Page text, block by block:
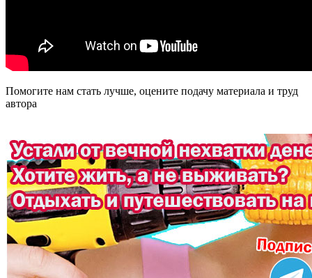
Помогите нам стать лучше, оцените подачу материала и труд
автора